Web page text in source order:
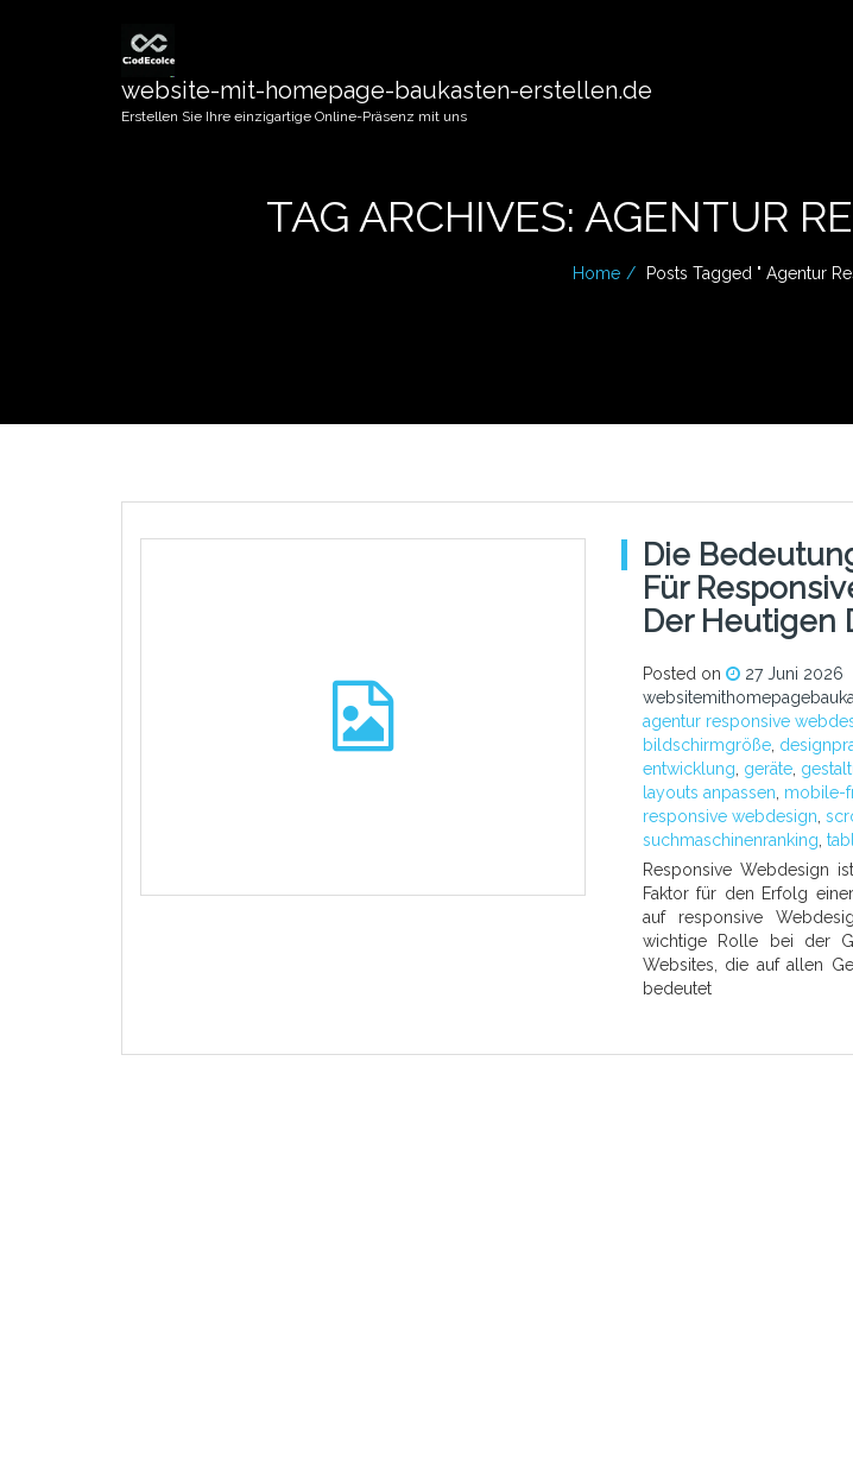
website-mit-homepage-baukasten-erstellen.de
Erstellen Sie Ihre einzigartige Online-Präsenz mit uns
TAG ARCHIVES: AGENTUR
Home Posts Tagged " Agentur
Die
Für
Der Heutigen
Posted on 27 Juni 2026
agentur responsive
bildschirmgröße,
entwicklung geräte,
layouts anpassen mobile-
responsive webdesign
suchmaschinenranking
Responsive Webdesign
Faktor für den Erfolg
auf responsive
wichtige Rolle bei der
Websites, die auf allen
bedeutet